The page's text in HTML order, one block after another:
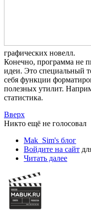
графических новелл.
Конечно, программа не
идеи. Это специальный
себя функции
полезных утилит.
статистика.
Вверх
Никто ещё не голосовал
Mak_Sim's блог
Войдите на сайт
Читать далее